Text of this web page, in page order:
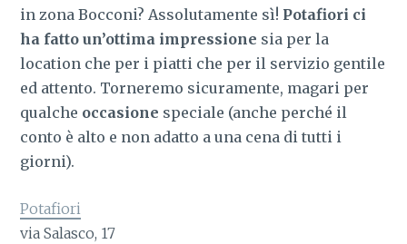
in zona Bocconi? Assolutamente sì! Potafiori ci
ha fatto un’ottima impressione sia per la
location che per i piatti che per il servizio gentile
ed attento. Torneremo sicuramente, magari per
qualche occasione speciale (anche perché il
conto è alto e non adatto a una cena di tutti i
giorni).
Potafiori
via Salasco, 17